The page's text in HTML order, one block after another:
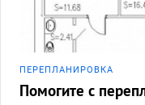
ПЕРЕПЛАНИРОВКА
Помогите с